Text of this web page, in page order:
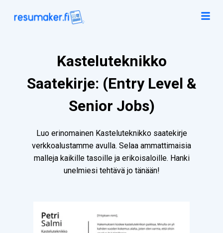
Kasteluteknikko
Saatekirje: (Entry Level &
Senior Jobs)
Luo erinomainen Kasteluteknikko saatekirje
verkkoalustamme avulla. Selaa ammattimaisia
malleja kaikille tasoille ja erikoisaloille. Hanki
unelmiesi tehtävä jo tänään!